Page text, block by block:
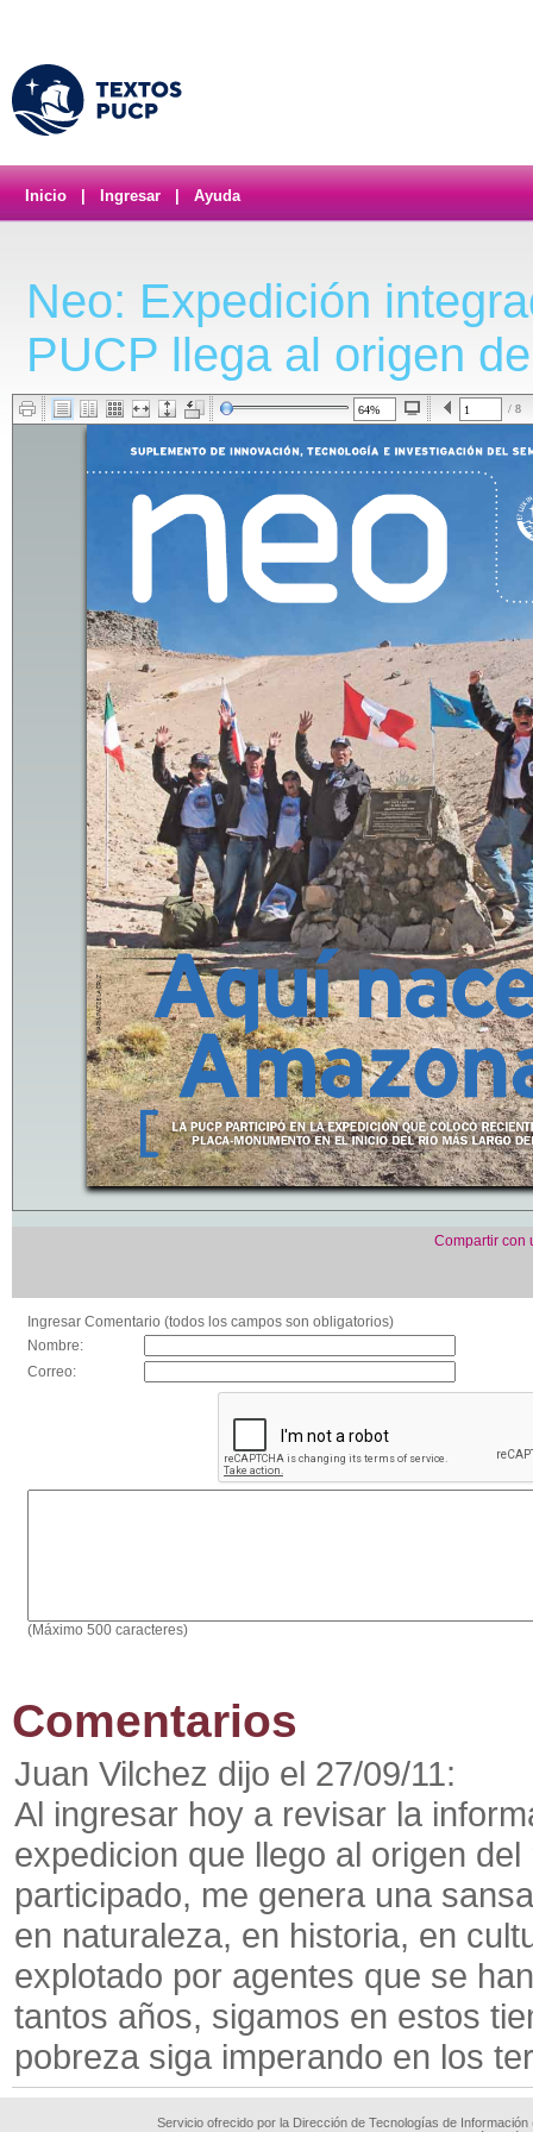
Inicio Ingresar Ayuda
Neo: Expedición
PUCP llega al origen
/ 8
Compartir con
Ingresar Comentario (todos los campos son obligatorios)
Nombre:
Correo:
(Máximo 500 caracteres)
Comentarios
Juan Vilchez dijo el 27/09/11:
Al ingresar hoy a revisar la
expedicion que llego al origen
participado, me genera una
en naturaleza, en historia, en
explotado por agentes que se
tantos años, sigamos en estos
pobreza siga imperando en los
Servicio ofrecido por la Dirección de Tecnologías de